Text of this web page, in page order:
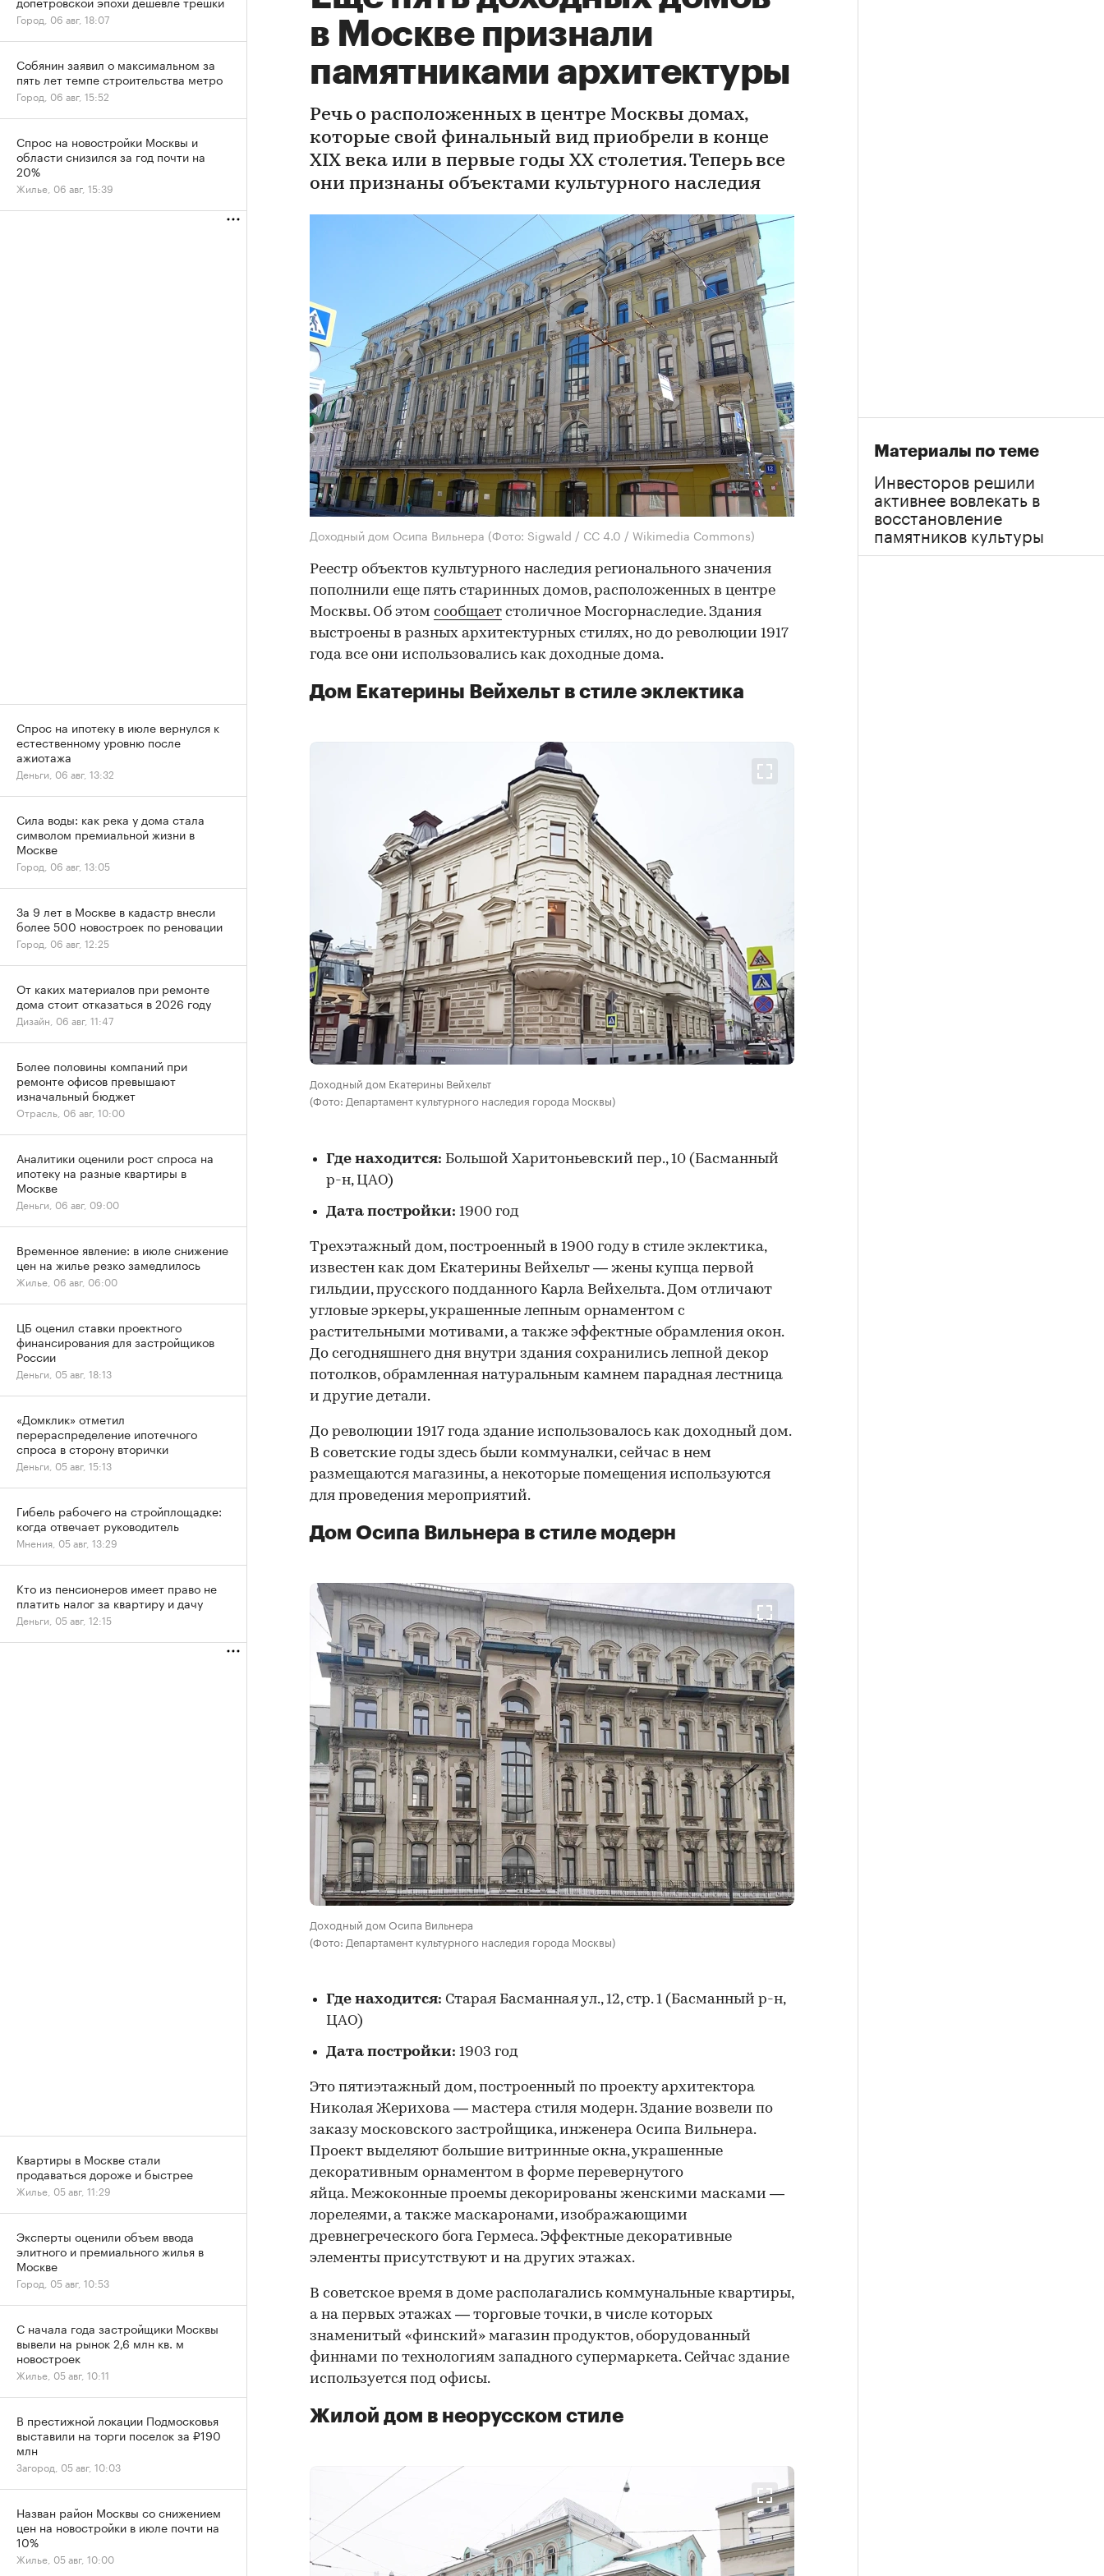
в Москве признали
памятниками архитектуры
Речь о расположенных в центре Москвы домах,
которые свой финальный вид приобрели в конце
XIX века или в первые годы XX столетия. Теперь все
они признаны объектами культурного наследия
Доходный дом Осипа Вильнера (Фото: Sigwald / CC 4.0 / Wikimedia Commons)
Реестр объектов культурного наследия регионального значения
пополнили еще пять старинных домов, расположенных в центре
Москвы. Об этом сообщает столичное Мосгорнаследие. Здания
выстроены в разных архитектурных стилях, но до революции 1917
года все они использовались как доходные дома.
Дом Екатерины Вейхельт в стиле эклектика
Доходный дом Екатерины Вейхельт
(Фото: Департамент культурного наследия города Москвы)
00:00 /
Где находится: Большой Харитоньевский пер., 10 (Басманный
р-н, ЦАО)
Дата постройки: 1900 год
Трехэтажный дом, построенный в 1900 году в стиле эклектика,
известен как дом Екатерины Вейхельт — жены купца первой
гильдии, прусского подданного Карла Вейхельта. Дом отличают
угловые эркеры, украшенные лепным орнаментом с
растительными мотивами, а также эффектные обрамления окон.
До сегодняшнего дня внутри здания сохранились лепной декор
потолков, обрамленная натуральным камнем парадная лестница
и другие детали.
До революции 1917 года здание использовалось как доходный дом.
В советские годы здесь были коммуналки, сейчас в нем
размещаются магазины, а некоторые помещения используются
для проведения мероприятий.
Дом Осипа Вильнера в стиле модерн
Доходный дом Осипа Вильнера
(Фото: Департамент культурного наследия города Москвы)
Где находится: Старая Басманная ул., 12, стр. 1 (Басманный р-н,
ЦАО)
Дата постройки: 1903 год
Это пятиэтажный дом, построенный по проекту архитектора
Николая Жерихова — мастера стиля модерн. Здание возвели по
заказу московского застройщика, инженера Осипа Вильнера.
Проект выделяют большие витринные окна, украшенные
декоративным орнаментом в форме перевернутого
яйца. Межоконные проемы декорированы женскими масками —
лорелеями, а также маскаронами, изображающими
древнегреческого бога Гермеса. Эффектные декоративные
элементы присутствуют и на других этажах.
В советское время в доме располагались коммунальные квартиры,
а на первых этажах — торговые точки, в числе которых
знаменитый «финский» магазин продуктов, оборудованный
финнами по технологиям западного супермаркета. Сейчас здание
используется под офисы.
Жилой дом в неорусском стиле
Материалы по теме
Инвесторов решили
активнее вовлекать в
восстановление
памятников культуры
Город, 06 авг, 18:07
Собянин заявил о максимальном за
пять лет темпе строительства метро
Город, 06 авг, 15:52
Спрос на новостройки Москвы и
области снизился за год почти на
20%
Жилье, 06 авг, 15:39
Спрос на ипотеку в июле вернулся к
естественному уровню после
ажиотажа
Деньги, 06 авг, 13:32
Сила воды: как река у дома стала
символом премиальной жизни в
Москве
Город, 06 авг, 13:05
За 9 лет в Москве в кадастр внесли
более 500 новостроек по реновации
Город, 06 авг, 12:25
От каких материалов при ремонте
дома стоит отказаться в 2026 году
Дизайн, 06 авг, 11:47
Более половины компаний при
ремонте офисов превышают
изначальный бюджет
Отрасль, 06 авг, 10:00
Аналитики оценили рост спроса на
ипотеку на разные квартиры в
Москве
Деньги, 06 авг, 09:00
Временное явление: в июле снижение
цен на жилье резко замедлилось
Жилье, 06 авг, 06:00
ЦБ оценил ставки проектного
финансирования для застройщиков
России
Деньги, 05 авг, 18:13
«Домклик» отметил
перераспределение ипотечного
спроса в сторону вторички
Деньги, 05 авг, 15:13
Гибель рабочего на стройплощадке:
когда отвечает руководитель
Мнения, 05 авг, 13:29
Кто из пенсионеров имеет право не
платить налог за квартиру и дачу
Деньги, 05 авг, 12:15
Квартиры в Москве стали
продаваться дороже и быстрее
Жилье, 05 авг, 11:29
Эксперты оценили объем ввода
элитного и премиального жилья в
Москве
Город, 05 авг, 10:53
С начала года застройщики Москвы
вывели на рынок 2,6 млн кв. м
новостроек
Жилье, 05 авг, 10:11
В престижной локации Подмосковья
выставили на торги поселок за ₽190
млн
Загород, 05 авг, 10:03
Назван район Москвы со снижением
цен на новостройки в июле почти на
10%
Жилье, 05 авг, 10:00